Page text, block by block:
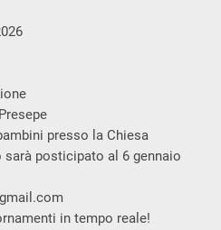
presso la Chiesa
sarà posticipato al 6 gennaio
in tempo reale!